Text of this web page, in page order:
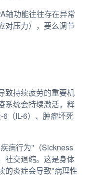
轴功能往往存在异常
压力），要么调节
致持续疲劳的重要机
系统会持续激活，释
（IL-6）、肿瘤坏死
病行为"（Sickness
社交退缩。这是身体
的炎症会导致"病理性